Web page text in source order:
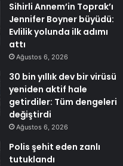
Sihirli Annem’in Toprak’ı
Jennifer Boyner büyüdü:
Evlilik yolunda ilk adımı
attı
Ağustos 6, 2026
30 bin yıllık dev bir virüsü
yeniden aktif hale
getirdiler: Tüm dengeleri
değiştirdi
Ağustos 6, 2026
Polis şehit eden zanlı
tutuklandı